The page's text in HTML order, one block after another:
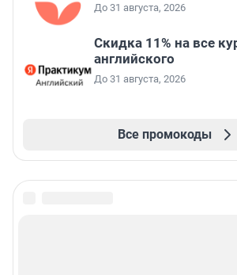
До 31 августа, 2026
Скидка 11% на все
английского
До 31 августа, 2026
Все промокоды